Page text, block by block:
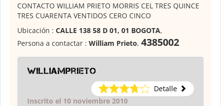
CONTACTO WILLIAM PRIETO MORRIS CEL TRES QUINCE
TRES CUARENTA VENTIDOS CERO CINCO
Ubicación : CALLE 138 58 D 01, 01 BOGOTA,
Persona a contactar : William Prieto, 4385002
WilliamPrieto
Detalle
Inscrito el 10 noviembre 2010